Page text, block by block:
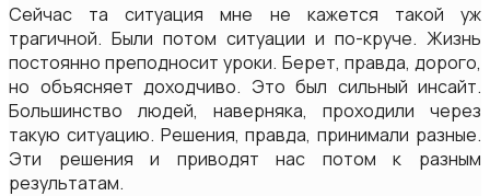
Сейчас та ситуация мне не кажется такой уж
трагичной. Были потом ситуации и по-круче. Жизнь
постоянно преподносит уроки. Берет, правда, дорого,
но объясняет доходчиво. Это был сильный инсайт.
Большинство людей, наверняка, проходили через
такую ситуацию. Решения, правда, принимали разные.
Эти решения и приводят нас потом к разным
результатам.